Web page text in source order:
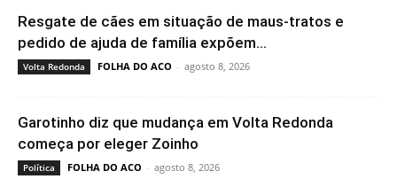
Resgate de cães em situação de maus-tratos e
pedido de ajuda de família expõem...
Volta Redonda FOLHA DO ACO - agosto 8, 2026
Garotinho diz que mudança em Volta Redonda
começa por eleger Zoinho
Política FOLHA DO ACO - agosto 8, 2026